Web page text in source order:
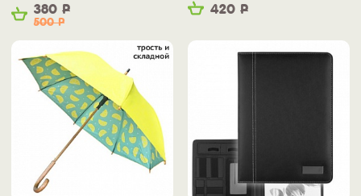
380 Р
500Р
420 Р